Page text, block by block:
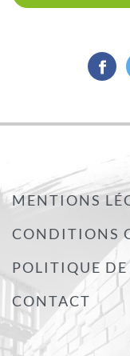
MENTIONS
CONDITIONS
POLITIQUE
CONTACT